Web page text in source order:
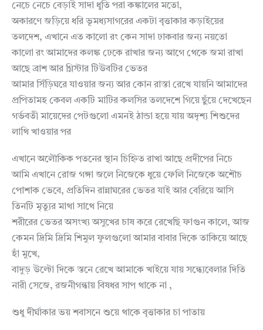
নেচে নেচে বেড়াই সাদা ধুতি পরা কঙ্কালের মতো,
অকারণে জড়িয়ে ধরি ভূমধ্যসাগরের একটা বৃত্তাকার কড়াইয়ের
তলদেশ, এখানে এত কালো রং কেন সাদা ঢাকবার জন্য নয়তো
কালো রং আমাদের কলঙ্ক ঢেকে রাখার জন্য আগে থেকে জমা রাখা
আছে ব্রাশ আর গ্লিস্টার টিউবটির ভেতর
আমার সিঁড়িঘরে যাওয়ার জন্য আর কোন রাস্তা রেখে যায়নি আমাদের
প্রপিতামহ কেবল একটি মাটির কলসির তলদেশে গিয়ে ছুঁয়ে দেখেছেন
গর্ভবতী মায়েদের পেটগুলো এমনই ঠান্ডা হয়ে যায় অদৃশ্য শিশুদের
লাথি খাওয়ার পর
এখানে অলৌকিক পতনের স্থান চিহ্নিত রাখা আছে প্রদীপের নিচে
আমি এখানে রোজ গঙ্গা জলে নিজেকে ধুয়ে ফেলি নিজেকে অশৌচ
পোশাক ভেবে, প্রতিদিন রান্নাঘরের ভেতর যাই আর বেরিয়ে আসি
তিনটি মৃত্যুর মাথা সাথে নিয়ে
শরীরের ভেতর অসংখ্য অসুখের চাষ করে রেখেছি ফাগুন কালে, আজ
কেমন দ্রিমি দ্রিমি শিমুল ফুলগুলো আমার বাবার দিকে তাকিয়ে আছে
হাঁ মুখে,
বাদুড় উল্টো দিকে স্তনে রেখে আমাকে খাইয়ে যায় সন্ধ্যেবেলার দিতি
নারী সেজে, রজনীগন্ধায় বিষধর সাপ থাকে না ,
শুধু দীর্ঘাকার ভয় শবাসনে শুয়ে থাকে বৃত্তাকার চা পাতায়